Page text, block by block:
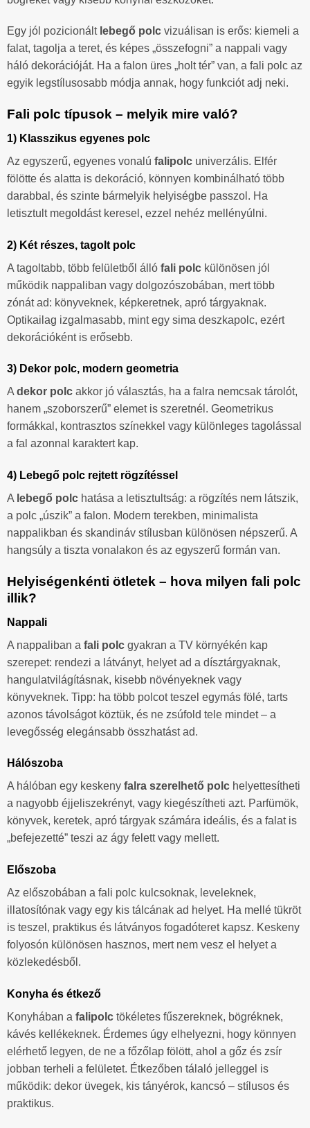
Egy jól pozicionált lebegő polc vizuálisan is erős: kiemeli a
falat, tagolja a teret, és képes „összefogni” a nappali vagy
háló dekorációját. Ha a falon üres „holt tér” van, a fali polc az
egyik legstílusosabb módja annak, hogy funkciót adj neki.
Fali polc típusok – melyik mire való?
1) Klasszikus egyenes polc
Az egyszerű, egyenes vonalú falipolc univerzális. Elfér
fölötte és alatta is dekoráció, könnyen kombinálható több
darabbal, és szinte bármelyik helyiségbe passzol. Ha
letisztult megoldást keresel, ezzel nehéz mellényúlni.
2) Két részes, tagolt polc
A tagoltabb, több felületből álló fali polc különösen jól
működik nappaliban vagy dolgozószobában, mert több
zónát ad: könyveknek, képkeretnek, apró tárgyaknak.
Optikailag izgalmasabb, mint egy sima deszkapolc, ezért
dekorációként is erősebb.
3) Dekor polc, modern geometria
Adekor polc akkor jó választás, ha a falra nemcsak tárolót,
hanem „szoborszerű” elemet is szeretnél. Geometrikus
formákkal, kontrasztos színekkel vagy különleges tagolással
a fal azonnal karaktert kap.
4) Lebegő polc rejtett rögzítéssel
A lebegő polc hatása a letisztultság: a rögzítés nem látszik,
a polc „úszik” a falon. Modern terekben, minimalista
nappalikban és skandináv stílusban különösen népszerű. A
hangsúly a tiszta vonalakon és az egyszerű formán van.
Helyiségenkénti ötletek – hova milyen fali polc
illik?
Nappali
A nappaliban a fali polc gyakran a TV környékén kap
szerepet: rendezi a látványt, helyet ad a dísztárgyaknak,
hangulatvilágításnak, kisebb növényeknek vagy
könyveknek. Tipp: ha több polcot teszel egymás fölé, tarts
azonos távolságot köztük, és ne zsúfold tele mindet – a
levegősség elegánsabb összhatást ad.
Hálószoba
A hálóban egy keskeny falra szerelhető polc helyettesítheti
a nagyobb éjjeliszekrényt, vagy kiegészítheti azt. Parfümök,
könyvek, keretek, apró tárgyak számára ideális, és a falat is
„befejezetté” teszi az ágy felett vagy mellett.
Előszoba
Az előszobában a fali polc kulcsoknak, leveleknek,
illatosítónak vagy egy kis tálcának ad helyet. Ha mellé tükröt
is teszel, praktikus és látványos fogadóteret kapsz. Keskeny
folyosón különösen hasznos, mert nem vesz el helyet a
közlekedésből.
Konyha és étkező
Konyhában a falipolc tökéletes fűszereknek, bögréknek,
kávés kellékeknek. Érdemes úgy elhelyezni, hogy könnyen
elérhető legyen, de ne a főzőlap fölött, ahol a gőz és zsír
jobban terheli a felületet. Étkezőben tálaló jelleggel is
működik: dekor üvegek, kis tányérok, kancsó – stílusos és
praktikus.